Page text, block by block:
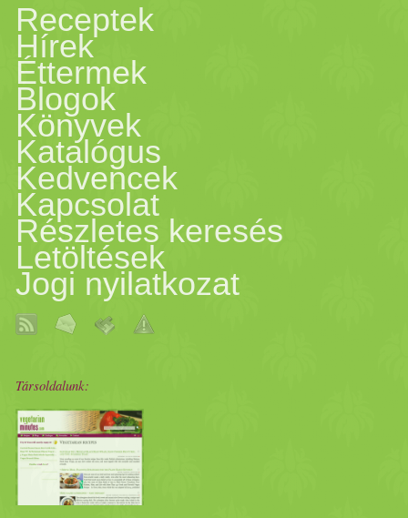
Receptek
Hírek
Éttermek
Blogok
Könyvek
Katalógus
Kedvencek
Kapcsolat
Részletes keresés
Letöltések
Jogi nyilatkozat
Társoldalunk: